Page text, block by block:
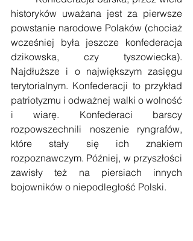
historyków uważana jest za pierwsze
powstanie narodowe Polaków (chociaż
wcześniej była jeszcze konfederacja
dzikowska, czy tyszowiecka).
Najdłuższe i o największym zasięgu
terytorialnym. Konfederacji to przykład
patriotyzmu i odważnej walki o wolność
i wiarę. Konfederaci barscy
rozpowszechnili noszenie ryngrafów,
które stały się ich znakiem
rozpoznawczym. Później, w przyszłości
zawisły też na piersiach innych
bojowników o niepodległość Polski.